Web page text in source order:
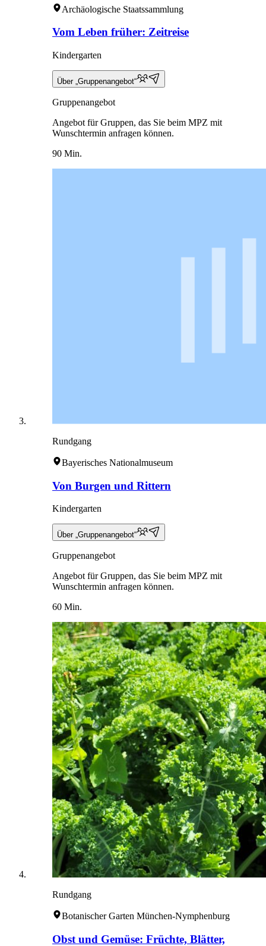
Archäologische Staatssammlung
Vom Leben früher: Zeitreise
Kindergarten
Über „Gruppenangebot“
Gruppenangebot
Angebot für Gruppen, das Sie beim MPZ mit
Wunschtermin anfragen können.
90 Min.
Rundgang
Bayerisches Nationalmuseum
Von Burgen und Rittern
Kindergarten
Über „Gruppenangebot“
Gruppenangebot
Angebot für Gruppen, das Sie beim MPZ mit
Wunschtermin anfragen können.
60 Min.
Rundgang
Botanischer Garten München-Nymphenburg
Obst und Gemüse: Früchte, Blätter,